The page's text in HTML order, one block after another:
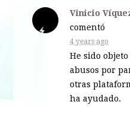
Vinicio
comentó
4 years ago
He sido
abusos por
otras
ha ayudado.